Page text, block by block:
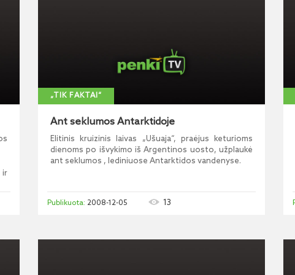
„TIK FAKTAI“
Ant seklumos Antarktidoje
Elitinis kruizinis laivas „Ušuaja“, praėjus keturioms
dienoms po išvykimo iš Argentinos uosto, užplaukė
ant seklumos , lediniuose Antarktidos vandenyse.
2008-12-05 13